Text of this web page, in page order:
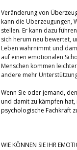
Veränderung von
kann die Überzeugungen,
stellen. Er kann dazu
sich herum neu bewertet,
Leben wahrnimmt und
auf einen emotionalen
Menschen kommen
andere mehr
Wenn Sie oder jemand,
und damit zu kämpfen
psychologische Fachkraft
WIE KÖNNEN SIE IHR